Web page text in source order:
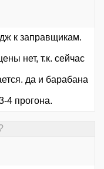
к заправщикам.
нет, т.к. сейчас
да и барабана
4 прогона.